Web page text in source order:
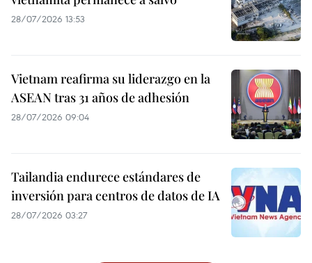
28/07/2026 13:53
Vietnam reafirma su liderazgo en la
ASEAN tras 31 años de adhesión
28/07/2026 09:04
Tailandia endurece estándares de
inversión para centros de datos de IA
28/07/2026 03:27